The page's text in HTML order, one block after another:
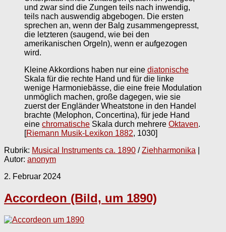
und zwar sind die Zungen teils nach inwendig,
teils nach auswendig abgebogen. Die ersten
sprechen an, wenn der Balg zusammengepresst,
die letzteren (saugend, wie bei den
amerikanischen Orgeln), wenn er aufgezogen
wird.
Kleine Akkordions haben nur eine diatonische
Skala für die rechte Hand und für die linke
wenige Harmoniebässe, die eine freie Modulation
unmöglich machen, große dagegen, wie sie
zuerst der Engländer Wheatstone in den Handel
brachte (Melophon, Concertina), für jede Hand
eine chromatische Skala durch mehrere Oktaven.
[Riemann Musik-Lexikon 1882, 1030]
Rubrik: Musical Instruments ca. 1890 /Ziehharmonika
Autor: anonym
2. Februar 2024
Accordeon (Bild, um 1890)